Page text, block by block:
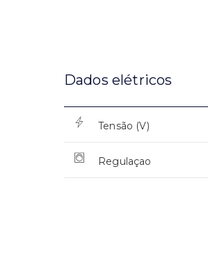
Dados elétricos
Tensão (V)
Regulaçao